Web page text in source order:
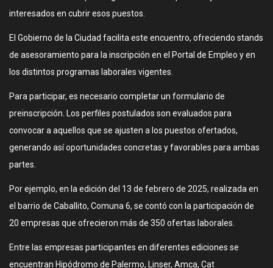
interesados en cubrir esos puestos.
El Gobierno de la Ciudad facilita este encuentro, ofreciendo stands
de asesoramiento para la inscripción en el Portal de Empleo y en
los distintos programas laborales vigentes.
Para participar, es necesario completar un formulario de
preinscripción. Los perfiles postulados son evaluados para
convocar a aquellos que se ajusten a los puestos ofertados,
generando así oportunidades concretas y favorables para ambas
partes.
Por ejemplo, en la edición del 13 de febrero de 2025, realizada en
el barrio de Caballito, Comuna 6, se contó con la participación de
20 empresas que ofrecieron más de 350 ofertas laborales.
Entre las empresas participantes en diferentes ediciones se
encuentran Hipódromo de Palermo, Linser, Amca, Cat